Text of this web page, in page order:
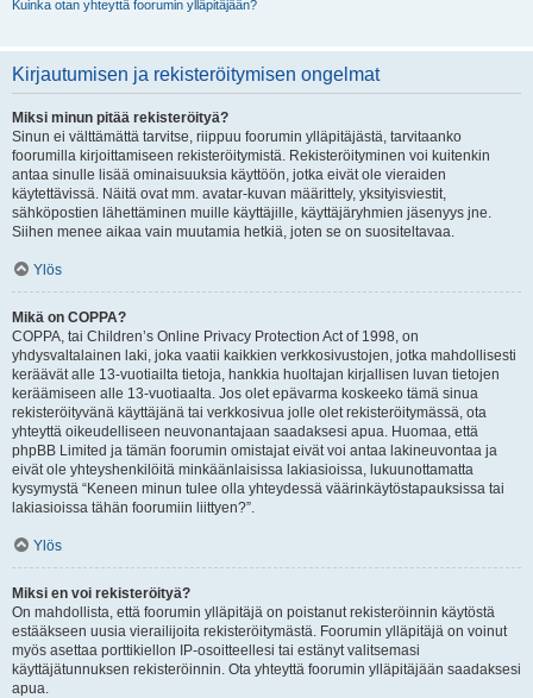
Kuinka otan yhteyttä foorumin ylläpitäjään?
Kirjautumisen ja rekisteröitymisen ongelmat
Miksi minun pitää rekisteröityä?
Sinun ei välttämättä tarvitse, riippuu foorumin ylläpitäjästä, tarvitaanko
foorumilla kirjoittamiseen rekisteröitymistä. Rekisteröityminen voi kuitenkin
antaa sinulle lisää ominaisuuksia käyttöön, jotka eivät ole vieraiden
käytettävissä. Näitä ovat mm. avatar-kuvan määrittely, yksityisviestit,
sähköpostien lähettäminen muille käyttäjille, käyttäjäryhmien jäsenyys jne.
Siihen menee aikaa vain muutamia hetkiä, joten se on suositeltavaa.
Ylös
Mikä on COPPA?
COPPA, tai Children’s Online Privacy Protection Act of 1998, on
yhdysvaltalainen laki, joka vaatii kaikkien verkkosivustojen, jotka mahdollisesti
keräävät alle 13-vuotiailta tietoja, hankkia huoltajan kirjallisen luvan tietojen
keräämiseen alle 13-vuotiaalta. Jos olet epävarma koskeeko tämä sinua
rekisteröityvänä käyttäjänä tai verkkosivua jolle olet rekisteröitymässä, ota
yhteyttä oikeudelliseen neuvonantajaan saadaksesi apua. Huomaa, että
phpBB Limited ja tämän foorumin omistajat eivät voi antaa lakineuvontaa ja
eivät ole yhteyshenkilöitä minkäänlaisissa lakiasioissa, lukuunottamatta
kysymystä “Keneen minun tulee olla yhteydessä väärinkäytöstapauksissa tai
lakiasioissa tähän foorumiin liittyen?”.
Ylös
Miksi en voi rekisteröityä?
On mahdollista, että foorumin ylläpitäjä on poistanut rekisteröinnin käytöstä
estääkseen uusia vierailijoita rekisteröitymästä. Foorumin ylläpitäjä on voinut
myös asettaa porttikiellon IP-osoitteellesi tai estänyt valitsemasi
käyttäjätunnuksen rekisteröinnin. Ota yhteyttä foorumin ylläpitäjään saadaksesi
apua.